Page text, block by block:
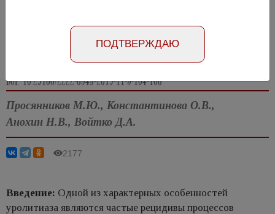
Статья на русском
Статья на английском
DOI: 10.29188/2222-8543-2019-11-3-104-108
Просянников М.Ю., Константинова О.В.,
Анохин Н.В., Войтко Д.А.
2177
Введение: Одной из характерных особенностей
уролитиаза являются частые рецидивы процессов
ПОДТВЕРЖДАЮ